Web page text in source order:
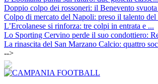
Doppio colpo dei rossoneri: il Benevento
Colpo di mercato del Napoli: preso il talento del
L’Ercolanese si rinforza: tre colpi in entrata e ...
Lo Sporting Cervino perde il suo condottiero:
La rinascita del San Marzano Calcio: quattro
-->